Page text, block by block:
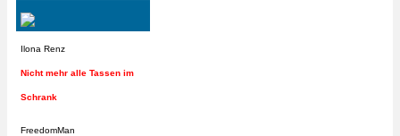
Ilona Renz
Nicht mehr alle Tassen im
Schrank
FreedomMan